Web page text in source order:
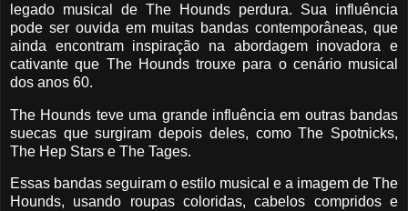
legado musical de The Hounds perdura. Sua influência
pode ser ouvida em muitas bandas contemporâneas, que
ainda encontram inspiração na abordagem inovadora e
cativante que The Hounds trouxe para o cenário musical
dos anos 60.
The Hounds teve uma grande influência em outras bandas
suecas que surgiram depois deles, como The Spotnicks,
The Hep Stars e The Tages.
Essas bandas seguiram o estilo musical e a imagem de The
Hounds, usando roupas coloridas, cabelos compridos e